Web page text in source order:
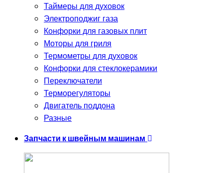
Таймеры для духовок
Электроподжиг газа
Конфорки для газовых плит
Моторы для гриля
Термометры для духовок
Конфорки для стеклокерамики
Переключатели
Терморегуляторы
Двигатель поддона
Разные
Запчасти к швейным машинам